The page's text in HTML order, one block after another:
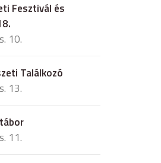
Fesztivál és
10.
Találkozó
13.
11.